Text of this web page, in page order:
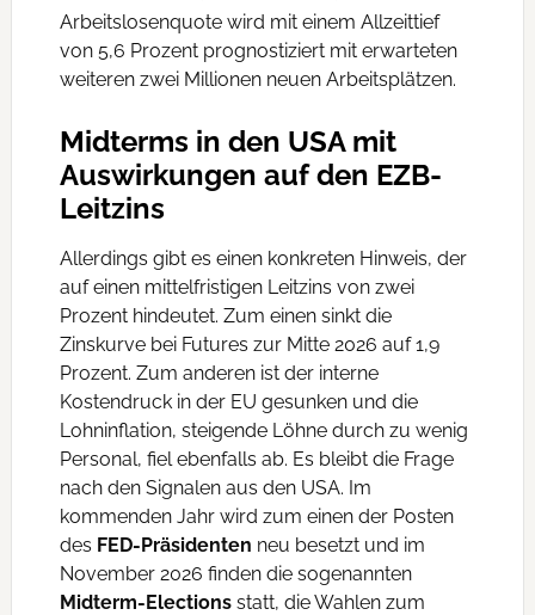
Arbeitslosenquote wird mit einem Allzeittief
von 5,6 Prozent prognostiziert mit erwarteten
weiteren zwei Millionen neuen Arbeitsplätzen.
Midterms in den USA mit
Auswirkungen auf den EZB-
Leitzins
Allerdings gibt es einen konkreten Hinweis, der
auf einen mittelfristigen Leitzins von zwei
Prozent hindeutet. Zum einen sinkt die
Zinskurve bei Futures zur Mitte 2026 auf 1,9
Prozent. Zum anderen ist der interne
Kostendruck in der EU gesunken und die
Lohninflation, steigende Löhne durch zu wenig
Personal, fiel ebenfalls ab. Es bleibt die Frage
nach den Signalen aus den USA. Im
kommenden Jahr wird zum einen der Posten
des FED-Präsidenten neu besetzt und im
November 2026 finden die sogenannten
Midterm-Electionsstatt, die Wahlen zum